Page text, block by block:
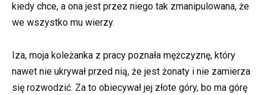
kiedy chce, a ona jest przez niego tak zmanipulowana, że
we wszystko mu wierzy.
Iza, moja koleżanka z pracy poznała mężczyznę, który
nawet nie ukrywał przed nią, że jest żonaty i nie zamierza
się rozwodzić. Za to obiecywał jej złote góry, bo ma górę